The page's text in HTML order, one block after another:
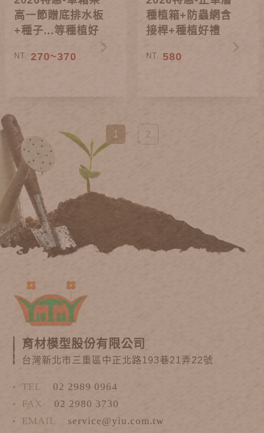
高一節贈底排水板
+種子...等種植好
NT. 270~370
種植箱+防蟲網含
接桿+種植好禮
NT. 580
1 2
育材模型股份有限公司
台灣新北市三重區中正北路193巷21弄22號
TEL
02 2989 0964
FAX
02 2980 3730
EMAIL
service@yiu.com.tw